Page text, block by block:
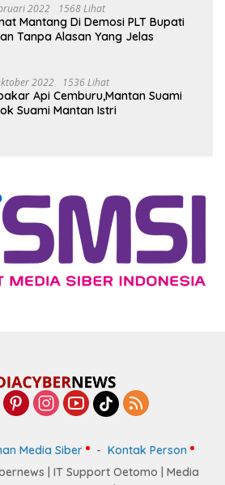
2022 1568 Lihat
Mantang Di Demosi PLT Bupati
Tanpa Alasan Yang Jelas
2022 1536 Lihat
Api Cemburu,Mantan Suami
Suami Mantan Istri
Media Siber
Kontak Person
| IT Support Oetomo | Media